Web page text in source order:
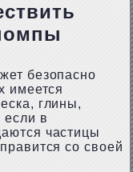
безопасно
имеется
глины,
если в
частицы
со своей